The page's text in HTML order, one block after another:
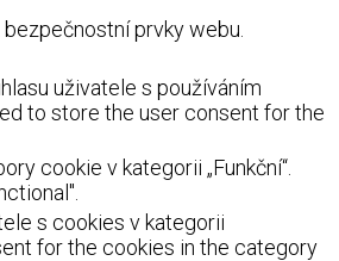
prvky webu.
uživatele s používáním
to store the user consent for the
cookie v kategorii „Funkční“.
s cookies v kategorii
for the cookies in the category